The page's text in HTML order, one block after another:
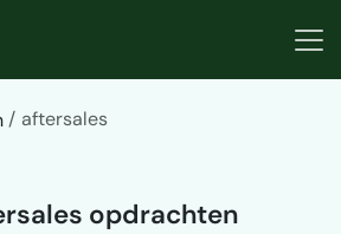
aftersales
opdrachten